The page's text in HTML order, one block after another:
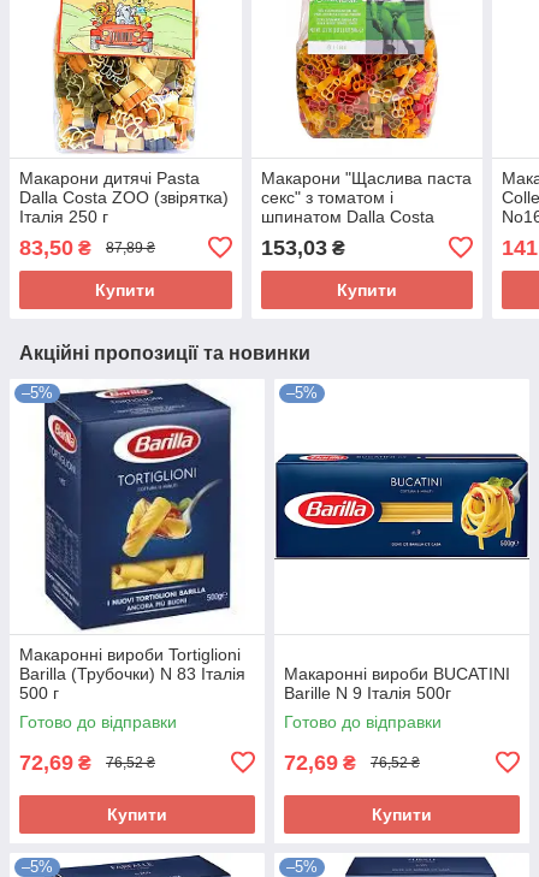
Макарони дитячі Pasta
Dalla Costa ZOO (звірятка)
Італія 250 г
83,50 ₴ 87,89 ₴
Купити
Макарони "Щаслива паста
секс" з томатом і
шпинатом Dalla Costa
«Happy Pasta Sex» Італія,
500г
153,03₴
Купити
Акційні пропозиції та новинки
–5%
Макаронні вироби Tortiglioni
Barilla (Трубочки) N 83 Італія
500 г
Готово до відправки
72,69 ₴ 76,52 ₴
Купити
–5%
Макаронні вироби BUCATINI
Barille N 9 Італія 500г
Готово до відправки
72,69 ₴ 76,52 ₴
Купити
–5% –5%